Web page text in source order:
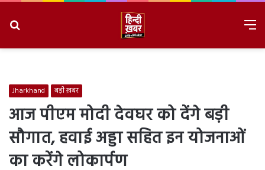
Jharkhand बड़ी ख़बर
आज पीएम मोदी देवघर को देंगे बड़ी
सौगात, हवाई अड्डा सहित इन योजनाओं
का करेंगे लोकार्पण